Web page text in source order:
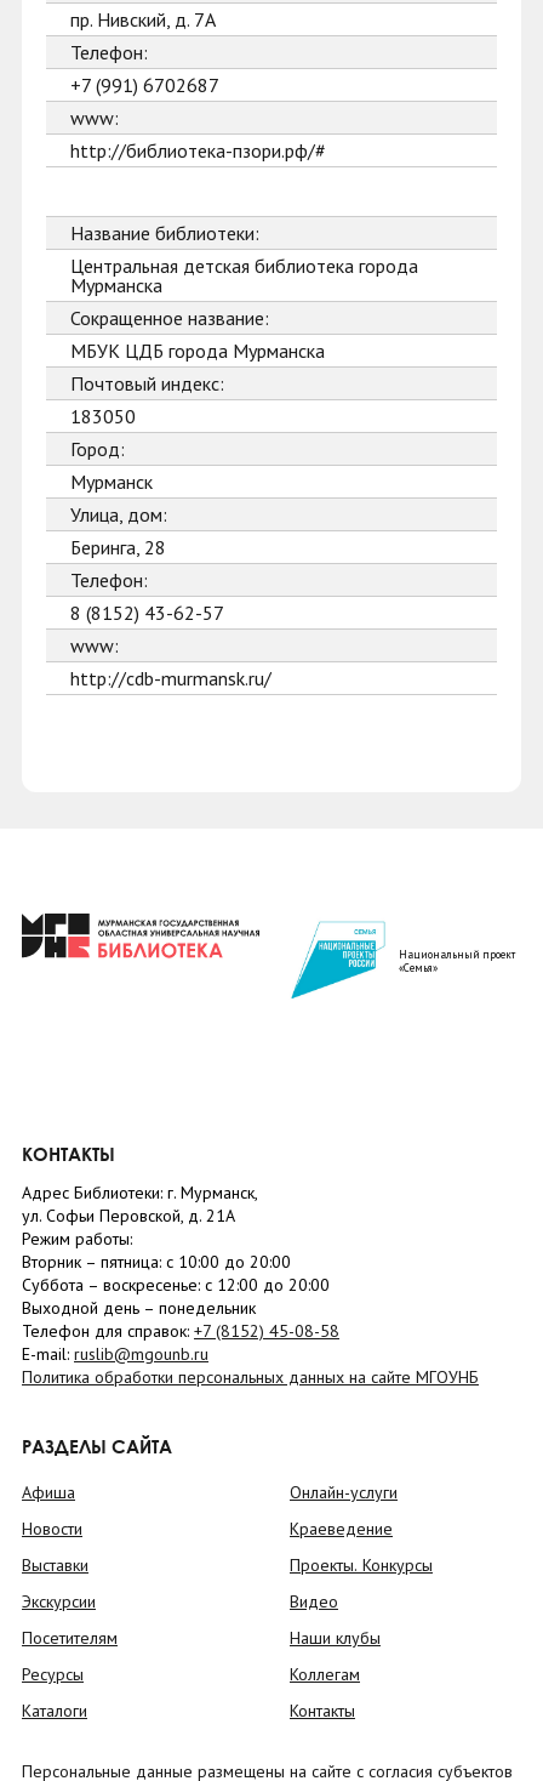
пр. Нивский, д. 7А
Телефон:
+7 (991) 6702687
www:
http://библиотека-пзори.рф/#
Название библиотеки:
Центральная детская библиотека города
Мурманска
Сокращенное название:
МБУК ЦДБ города Мурманска
Почтовый индекс:
183050
Город:
Мурманск
Улица, дом:
Беринга, 28
Телефон:
8 (8152) 43-62-57
www:
http://cdb-murmansk.ru/
Национальный проект
«Семья»
КОНТАКТЫ
Адрес Библиотеки: г. Мурманск,
ул. Софьи Перовской, д. 21А
Режим работы:
Вторник – пятница: с 10:00 до 20:00
Суббота – воскресенье: c 12:00 до 20:00
Выходной день – понедельник
Телефон для справок: +7 (8152) 45-08-58
E-mail: ruslib@mgounb.ru
Политика обработки персональных данных на сайте МГОУНБ
РАЗДЕЛЫ САЙТА
Афиша
Новости
Выставки
Экскурсии
Посетителям
Ресурсы
Каталоги
Онлайн-услуги
Краеведение
Проекты. Конкурсы
Видео
Наши клубы
Коллегам
Контакты
Персональные данные размещены на сайте с согласия субъектов